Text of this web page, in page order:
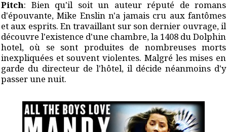
Pitch: Bien qu'il soit un auteur réputé de romans
d'épouvante, Mike Enslin n'a jamais cru aux fantômes
et aux esprits. En travaillant sur son dernier ouvrage, il
découvre l'existence d'une chambre, la 1408 du Dolphin
hotel, où se sont produites de nombreuses morts
inexpliquées et souvent violentes. Malgré les mises en
garde du directeur de l'hôtel, il décide néanmoins d'y
passer une nuit.